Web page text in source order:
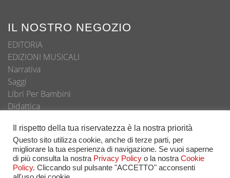
IL NOSTRO NEGOZIO
EDITORIA
EDIZIONI MUSICALI
Narrativa
Saggi
Libri Per Bambini
Didattica
© Copyright 2020 - Tutti i diritti riservati
Il rispetto della tua riservatezza è la nostra priorità
Questo sito utilizza cookie, anche di terze parti, per
migliorare la tua esperienza di navigazione. Se vuoi saperne
di più consulta la nostra Privacy Policy o la nostra Cookie
Policy. Cliccando sul pulsante "ACCETTO" acconsenti